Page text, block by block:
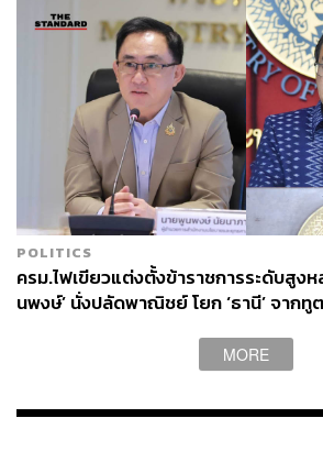
ทั้งนี้ พรรคประชาธิปไตยเกาหลีใต้ พรร
กวาดชัยชนะในการเลือกตั้งท้องถิ่นใ
แต่พรรคฝ่ายค้านยังคงรักษาตำแหน่งน
โซลไว้ได้ โดย โอ เซฮุน (Oh Se-hoon)
โซล เจ้าของตำแหน่งคนปัจจุบันสามารถ
Kim Hong-Ji / Reuters
อ้างอิง:
https://www.koreatimes.co.kr/
60608/protest-over-ballot-
enters-4th-day
https://www.reuters.com/world/
ean-protesters-keep-calling-re-
ot-shortage-2026-06-06/
POLITICS
ครม.ไฟเขียวแต่งตั้งข้าราชการระดับสูงห
นพงษ์’ นั่งปลัดพาณิชย์ โยก ‘ธานี’ จากทู
MORE